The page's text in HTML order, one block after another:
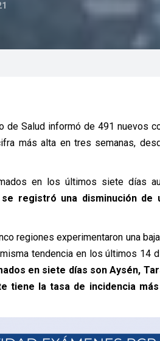
de Salud informó de 491 nuevos
más alta en tres semanas,
en los últimos siete días
registró una disminución de
regiones experimentaron una
tendencia en los últimos 14
en siete días son Aysén,
tiene la tasa de incidencia